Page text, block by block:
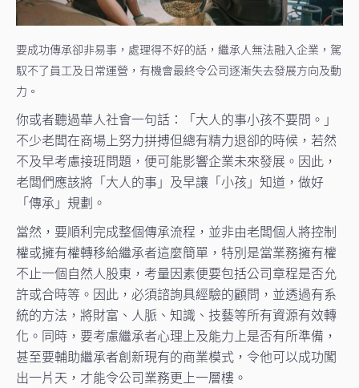
要成功傳承卻非易事，處理得不好的話，繼承人無法融入企業，駕
馭不了員工及日常運營，有機會最終令公司逐漸失去發展方向及動
力。
你或者聽過華人社會一句話：「大人的事小孩不要問。」
不少老闆在商場上努力拼搏但總有精力退卻的時候，若然
不及早考慮接班問題，便可能影響企業未來發展。因此，
老闆們應該將「大人的事」及早讓「小孩」知道，做好
「傳承」規劃。
當然，要順利完成整個傳承流程，並非由老闆個人將控制
權或擁有權轉移給繼承者這麼簡單，特別是當業務擁有權
不止一個自然人股東，考量因素便要包括公司章程是否允
許或合時等。因此，必須諮詢具經驗的顧問，並透過有系
統的方法，將財富、人脈、知識、技藝等所有資源有效轉
化。同時，要考慮繼承者心理上及能力上是否有所準備，
甚至要輔助繼承者創新現有的商業模式，令他可以成功闖
出一片天，才能令公司業務更上一層樓。